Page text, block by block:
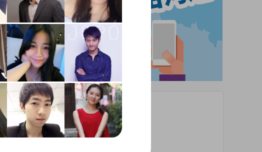
私聊TA
私聊TA
热门栏目
征婚交友烟台
烟台征婚交友群